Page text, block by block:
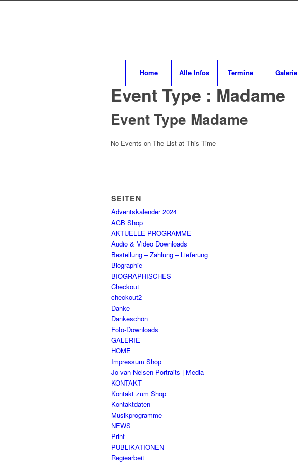
Home Alle Infos Termine Galerie
Event Type : Madame
Event Type Madame
No Events on The List at This Time
SEITEN
Adventskalender 2024
AGB Shop
AKTUELLE PROGRAMME
Audio & Video Downloads
Bestellung – Zahlung – Lieferung
Biographie
BIOGRAPHISCHES
Checkout
checkout2
Danke
Dankeschön
Foto-Downloads
GALERIE
HOME
Impressum Shop
Jo van Nelsen Portraits | Media
KONTAKT
Kontakt zum Shop
Kontaktdaten
Musikprogramme
NEWS
Print
PUBLIKATIONEN
Regiearbeit